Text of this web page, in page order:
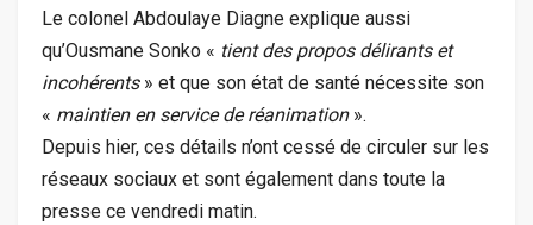
Le colonel Abdoulaye Diagne explique aussi
qu’Ousmane Sonko « tient des propos délirants et
incohérents» et que son état de santé nécessite son
« maintien en service de réanimation».
Depuis hier, ces détails n’ont cessé de circuler sur les
réseaux sociaux et sont également dans toute la
presse ce vendredi matin.